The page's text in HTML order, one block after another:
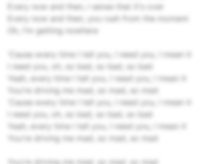
Every now and then, I sense that it's over
Every now and then, you rush from the moment
Oh, I'm getting nowhere
'Cause every time I tell you, I need you, I mean it
I need you, oh, so bad, so bad, so bad
Yeah, every time I tell you, I need you, I mean it
You're driving me mad, so mad, so mad
'Cause every time I tell you, I need you, I mean it
I need you, oh, so bad, so bad, so bad
Yeah, every time I tell you, I need you, I mean it
You're driving me mad, so mad, so mad
You're driving me mad, so mad, so mad